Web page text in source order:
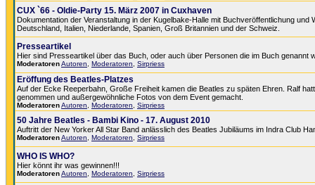
CUX `66 - Oldie-Party 15. März 2007 in Cuxhaven
Dokumentation der Veranstaltung in der Kugelbake-Halle mit Buchveröffentlichung
Deutschland, Italien, Niederlande, Spanien, Groß Britannien und der Schweiz.
Presseartikel
Hier sind Presseartikel über das Buch, oder auch über Personen die im Buch genannt
ModeratorenAutoren Moderatoren Sirpriess
Eröffung des Beatles-Platzes
Auf der Ecke Reeperbahn, Große Freiheit kamen die Beatles zu späten Ehren. Ralf
genommen und außergewöhnliche Fotos von dem Event gemacht.
ModeratorenAutoren Moderatoren Sirpriess
50 Jahre Beatles - Bambi Kino - 17. August 2010
Auftritt der New Yorker All Star Band anlässlich des Beatles Jubiläums im Indra Club
ModeratorenAutoren Moderatoren Sirpriess
WHO IS WHO?
Hier könnt ihr was gewinnen!!!
ModeratorenAutoren Moderatoren Sirpriess